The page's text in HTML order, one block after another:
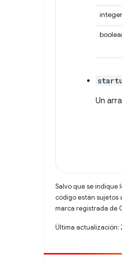
integer
Un
Salvo que se indique
código están sujetos
marca registrada de
Última actualización: